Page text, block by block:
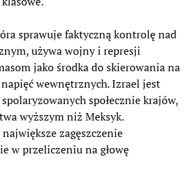
sprawuje faktyczną kontrolę nad
używa wojny i represji
jako środka do skierowania na
wewnętrznych. Izrael jest
społecznie krajów,
wyższym niż Meksyk.
zagęszczenie
w przeliczeniu na głowę